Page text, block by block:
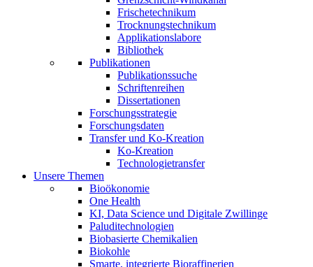
Frischetechnikum
Trocknungstechnikum
Applikationslabore
Bibliothek
Publikationen
Publikationssuche
Schriftenreihen
Dissertationen
Forschungsstrategie
Forschungsdaten
Transfer und Ko-Kreation
Ko-Kreation
Technologietransfer
Unsere Themen
Bioökonomie
One Health
KI, Data Science und Digitale Zwillinge
Paluditechnologien
Biobasierte Chemikalien
Biokohle
Smarte, integrierte Bioraffinerien